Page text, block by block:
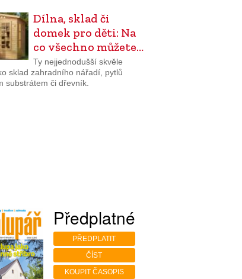
Dílna, sklad či
domek pro děti: Na
co všechno můžete…
Ty nejjednodušší skvěle
sklad zahradního nářadí, pytlů
substrátem či dřevník.
Předplatné
PŘEDPLATIT
ČÍST
KOUPIT ČASOPIS